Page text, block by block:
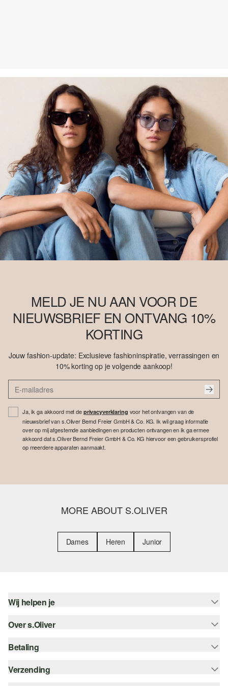
MELD JE NU AAN VOOR DE
NIEUWSBRIEF EN ONTVANG 10%
KORTING
Jouw fashion-update: Exclusieve fashioninspiratie, verrassingen en
10% korting op je volgende aankoop!
Ja, ik ga akkoord met de privacyverklaring voor het ontvangen van de
nieuwsbrief van s.Oliver Bernd Freier GmbH & Co. KG. Ik wil graag informatie
over op mij afgestemde aanbiedingen en producten ontvangen en ik ga ermee
akkoord dat s.Oliver Bernd Freier GmbH & Co. KG hiervoor een gebruikersprofiel
op meerdere apparaten aanmaakt.
MORE ABOUT S.OLIVER
Dames Heren Junior
Wij helpen je
Help - FAQ
Top categorieën
Over s.Oliver
Nieuwsbrief
Betaling
Koop op rekening
Verzending